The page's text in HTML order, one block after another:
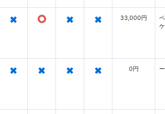
× ○ × × 33,000円
× × × × 0円 ー